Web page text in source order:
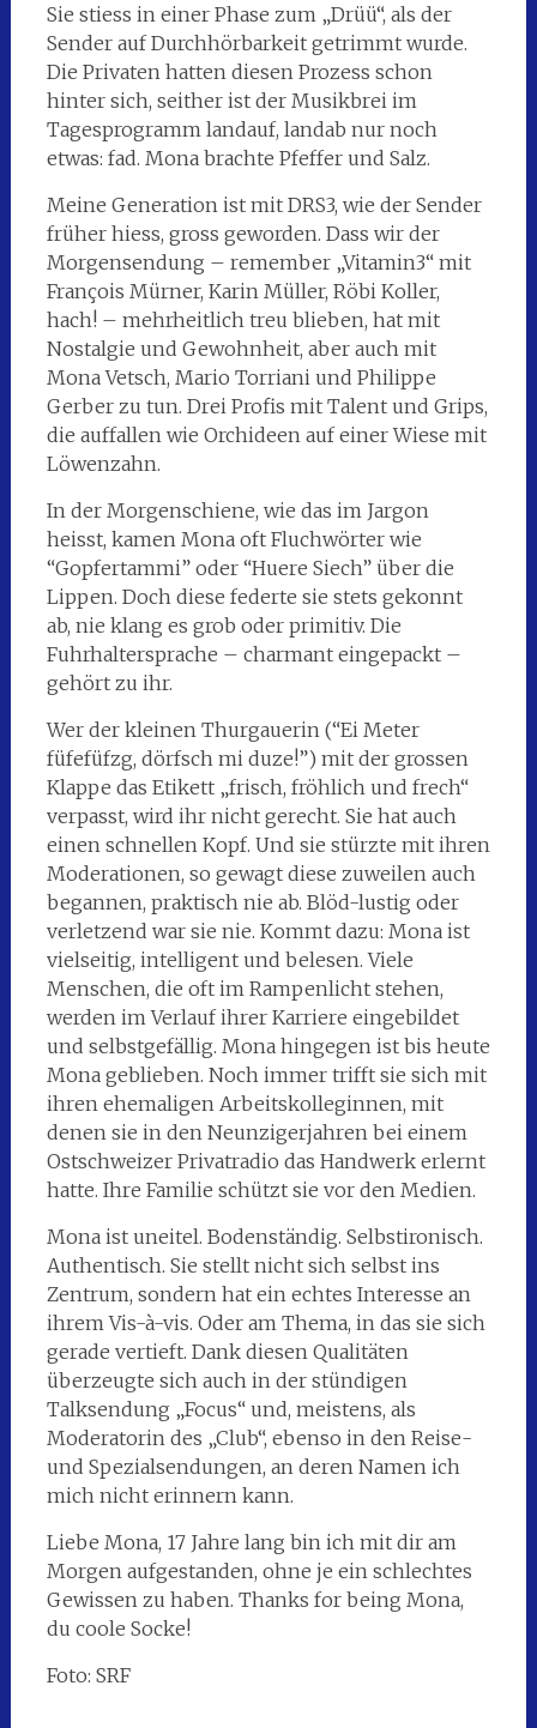
Sie stiess in einer Phase zum „Drüü“, als der
Sender auf Durchhörbarkeit getrimmt wurde.
Die Privaten hatten diesen Prozess schon
hinter sich, seither ist der Musikbrei im
Tagesprogramm landauf, landab nur noch
etwas: fad. Mona brachte Pfeffer und Salz.
Meine Generation ist mit DRS3, wie der Sender
früher hiess, gross geworden. Dass wir der
Morgensendung – remember „Vitamin3“ mit
François Mürner, Karin Müller, Röbi Koller,
hach! – mehrheitlich treu blieben, hat mit
Nostalgie und Gewohnheit, aber auch mit
Mona Vetsch, Mario Torriani und Philippe
Gerber zu tun. Drei Profis mit Talent und Grips,
die auffallen wie Orchideen auf einer Wiese mit
Löwenzahn.
In der Morgenschiene, wie das im Jargon
heisst, kamen Mona oft Fluchwörter wie
“Gopfertammi” oder “Huere Siech” über die
Lippen. Doch diese federte sie stets gekonnt
ab, nie klang es grob oder primitiv. Die
Fuhrhaltersprache – charmant eingepackt –
gehört zu ihr.
Wer der kleinen Thurgauerin (“Ei Meter
füfefüfzg, dörfsch mi duze!”) mit der grossen
Klappe das Etikett „frisch, fröhlich und frech“
verpasst, wird ihr nicht gerecht. Sie hat auch
einen schnellen Kopf. Und sie stürzte mit ihren
Moderationen, so gewagt diese zuweilen auch
begannen, praktisch nie ab. Blöd-lustig oder
verletzend war sie nie. Kommt dazu: Mona ist
vielseitig, intelligent und belesen. Viele
Menschen, die oft im Rampenlicht stehen,
werden im Verlauf ihrer Karriere eingebildet
und selbstgefällig. Mona hingegen ist bis heute
Mona geblieben. Noch immer trifft sie sich mit
ihren ehemaligen Arbeitskolleginnen, mit
denen sie in den Neunzigerjahren bei einem
Ostschweizer Privatradio das Handwerk erlernt
hatte. Ihre Familie schützt sie vor den Medien.
Mona ist uneitel. Bodenständig. Selbstironisch.
Authentisch. Sie stellt nicht sich selbst ins
Zentrum, sondern hat ein echtes Interesse an
ihrem Vis-à-vis. Oder am Thema, in das sie sich
gerade vertieft. Dank diesen Qualitäten
überzeugte sich auch in der stündigen
Talksendung „Focus“ und, meistens, als
Moderatorin des „Club“, ebenso in den Reise-
und Spezialsendungen, an deren Namen ich
mich nicht erinnern kann.
Liebe Mona, 17 Jahre lang bin ich mit dir am
Morgen aufgestanden, ohne je ein schlechtes
Gewissen zu haben. Thanks for being Mona,
du coole Socke!
Foto: SRF